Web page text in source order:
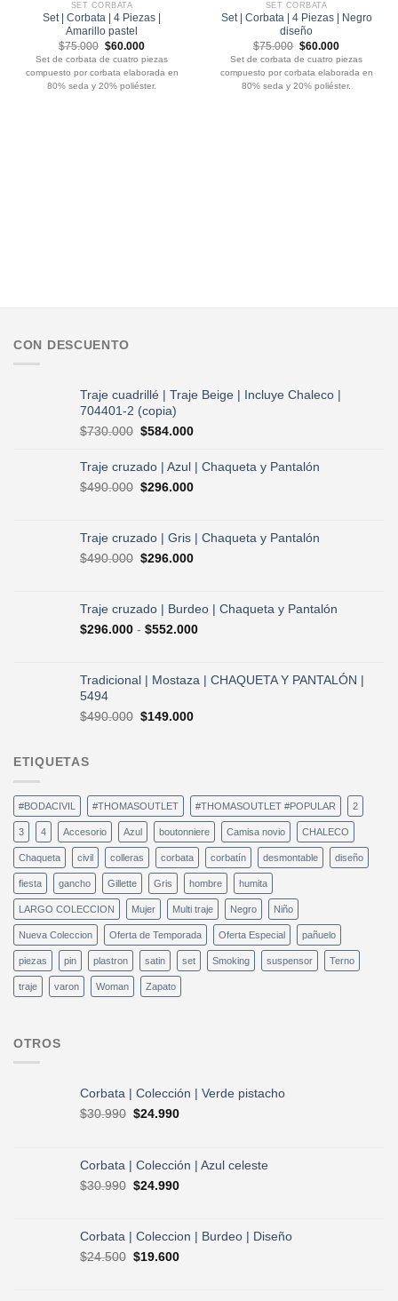
SET CORBATA
Set | Corbata | 4 Piezas |
Amarillo pastel
$75.000 El
precio
original
era:
$75.000.
$60.000El
precio
actual
es:
$60.000.
Set de corbata de cuatro piezas
compuesto por corbata elaborada en
80% seda y 20% poliéster.
SET CORBATA
Set | Corbata | 4 Piezas | Negro
diseño
$75.000 El
precio
original
era:
$75.000.
$60.000El
precio
actual
es:
$60.000.
Set de corbata de cuatro piezas
compuesto por corbata elaborada en
80% seda y 20% poliéster.
CON DESCUENTO
Traje cuadrillé | Traje Beige | Incluye Chaleco |
704401-2 (copia)
$730.000 El
original
era:
$730.000.
$584.000El
actual
es:
Traje cruzado | Azul | Chaqueta y Pantalón
$490.000 El
era:
$490.000.
$296.000El
es:
Traje cruzado | Gris | Chaqueta y Pantalón
$490.000 El
era:
$490.000.
$296.000El
es:
Traje cruzado | Burdeo | Chaqueta y Pantalón
$296.000 - $552.000Rango
desde
Tradicional | Mostaza | CHAQUETA Y PANTALÓN |
5494
$490.000 El
$149.000El
ETIQUETAS
#BODACIVIL #THOMASOUTLET #THOMASOUTLET #POPULAR 2
3 4 Accesorio Azul boutonniere Camisa novio CHALECO
Chaqueta civil colleras corbata corbatín desmontable diseño
fiesta gancho Gillette Gris hombre humita
LARGO COLECCION Mujer Multi traje Negro Niño
Nueva Coleccion Oferta de Temporada Oferta Especial pañuelo
piezas pin plastron satin set Smoking suspensor Terno
traje varon Woman Zapato
OTROS
Corbata | Colección | Verde pistacho
$30.990 El
era:
$24.990El
es:
$24.990.
Corbata | Colección | Azul celeste
$30.990 El
era:
$30.990.
$24.990El
es:
Corbata | Coleccion | Burdeo | Diseño
$24.500 El
$19.600El